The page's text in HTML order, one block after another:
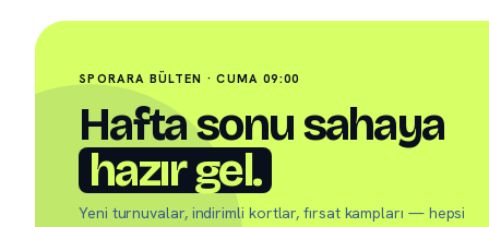
SPORARA BÜLTEN · CUMA 09:00
Hafta sonu sahaya
hazır gel.
Yeni turnuvalar, indirimli kortlar, fırsat kampları — hepsi